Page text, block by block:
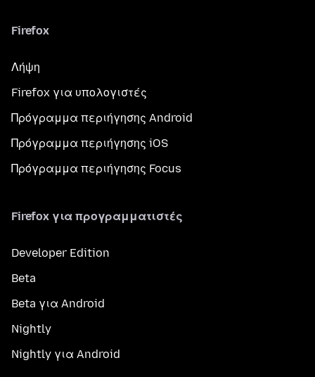
Firefox
Λήψη
Firefox για υπολογιστές
Πρόγραμμα περιήγησης Android
Πρόγραμμα περιήγησης iOS
Πρόγραμμα περιήγησης Focus
Firefox για προγραμματιστές
Developer Edition
Beta
Beta για Android
Nightly
Nightly για Android